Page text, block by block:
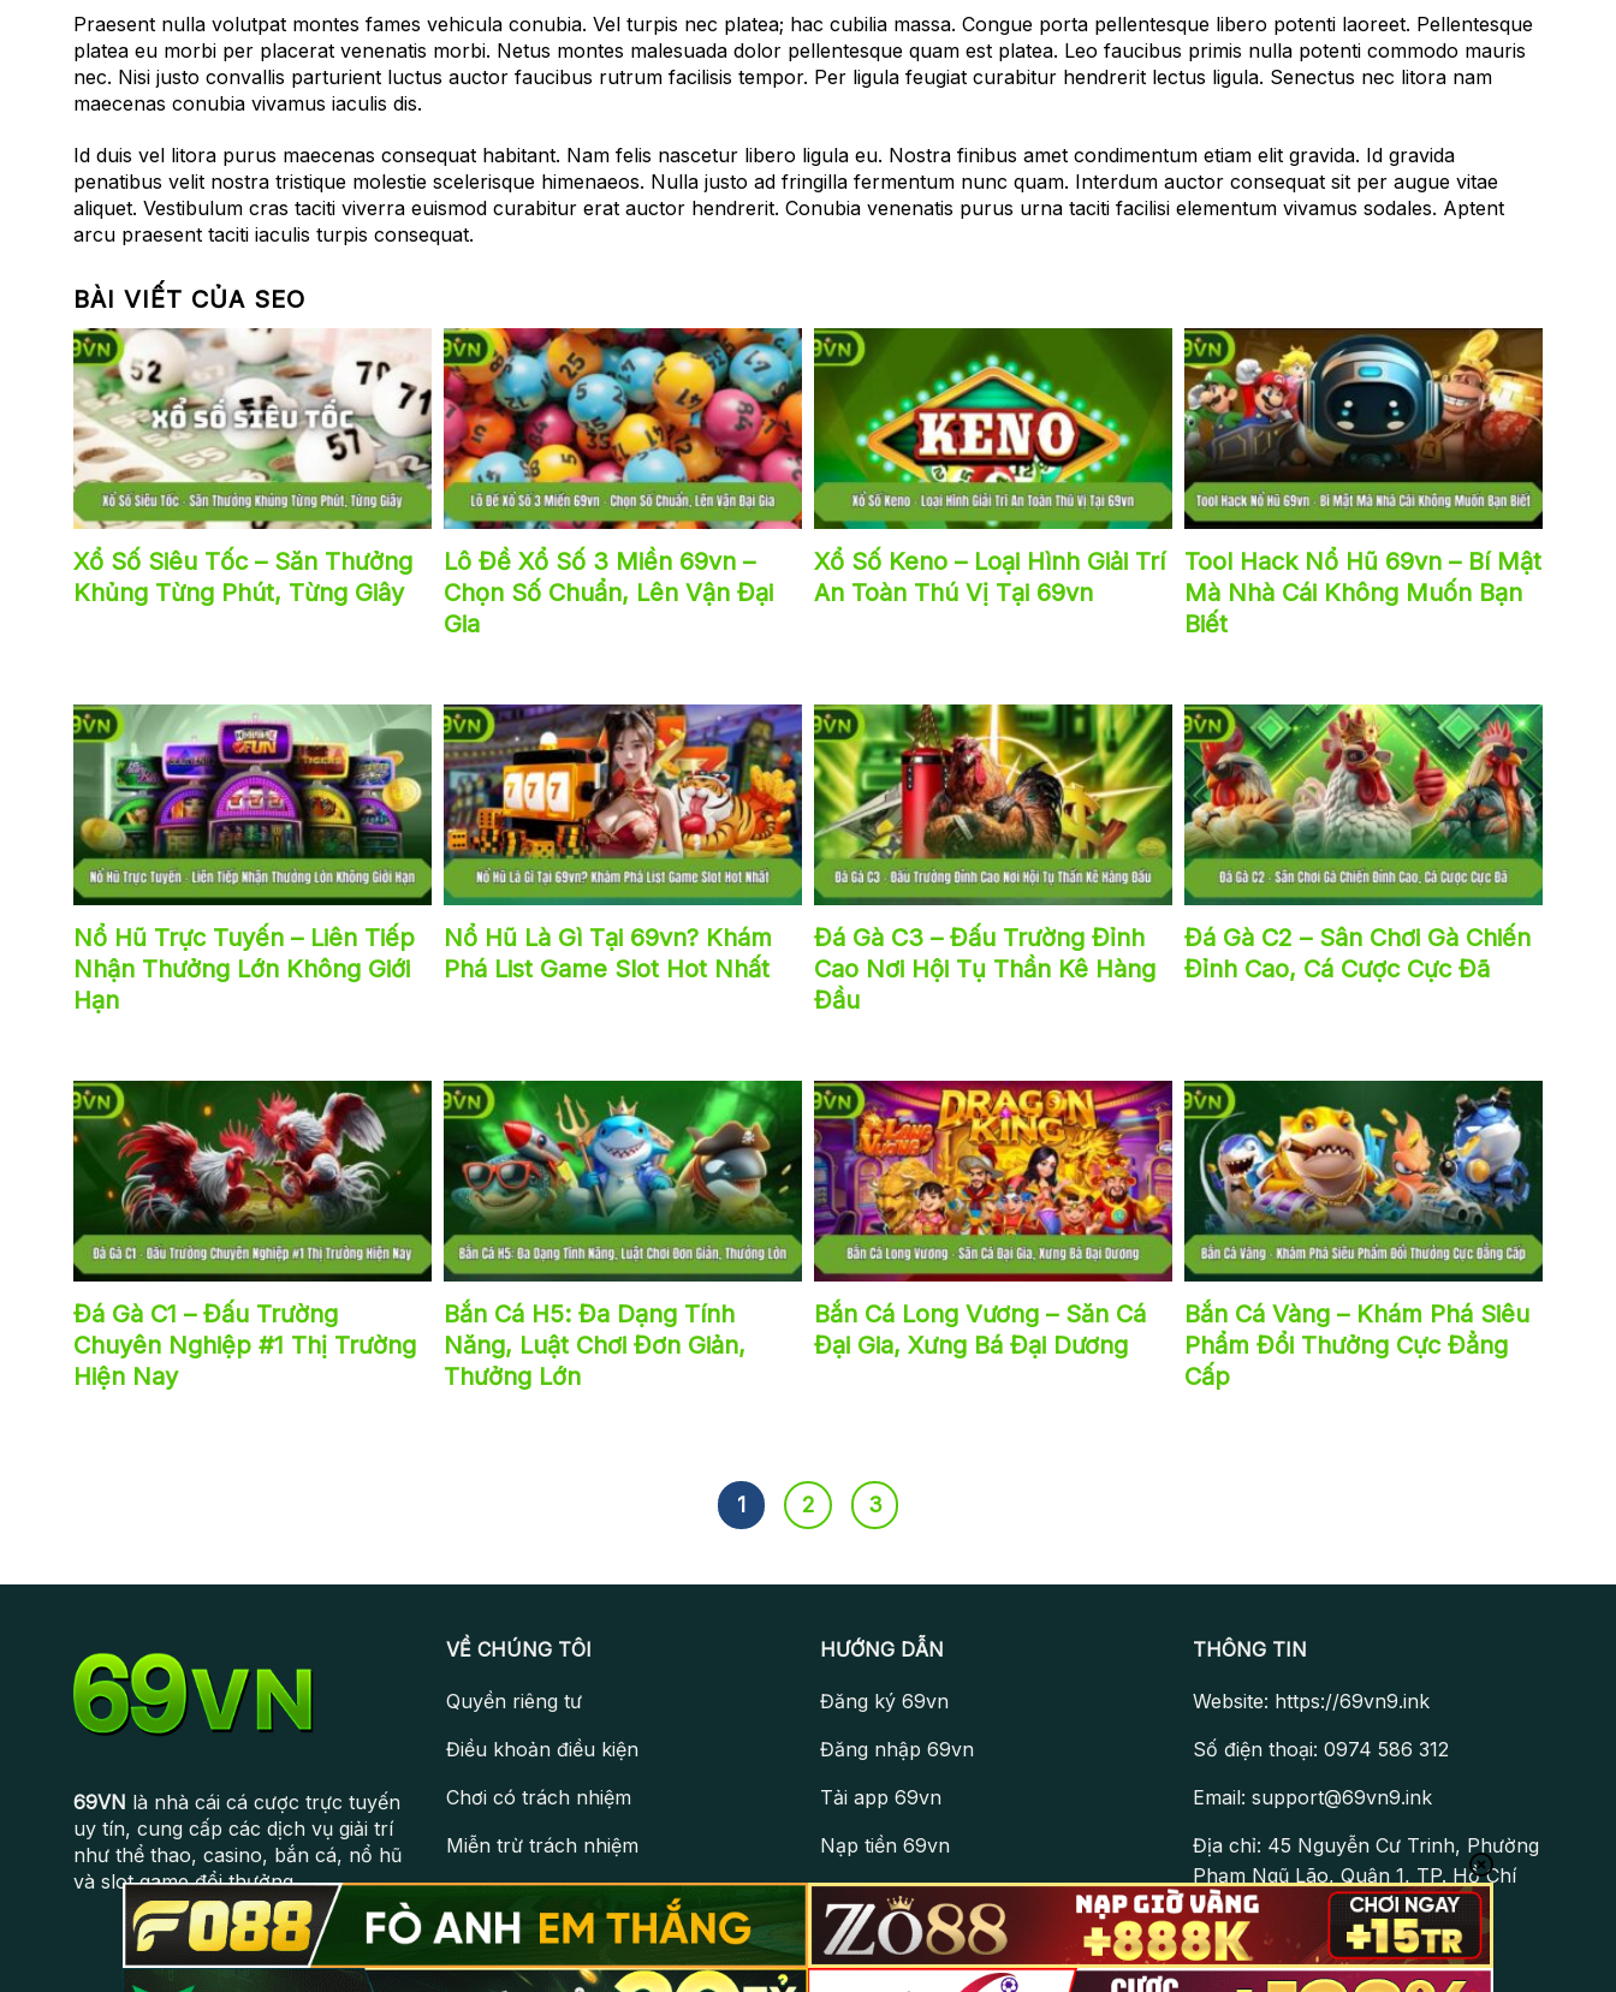
Praesent nulla volutpat montes fames vehicula conubia. Vel turpis nec platea; hac cubilia massa. Congue porta pellentesque libero potenti laoreet. Pellentesque
platea eu morbi per placerat venenatis morbi. Netus montes malesuada dolor pellentesque quam est platea. Leo faucibus primis nulla potenti commodo mauris
nec. Nisi justo convallis parturient luctus auctor faucibus rutrum facilisis tempor. Per ligula feugiat curabitur hendrerit lectus ligula. Senectus nec litora nam
maecenas conubia vivamus iaculis dis.
Id duis vel litora purus maecenas consequat habitant. Nam felis nascetur libero ligula eu. Nostra finibus amet condimentum etiam elit gravida. Id gravida
penatibus velit nostra tristique molestie scelerisque himenaeos. Nulla justo ad fringilla fermentum nunc quam. Interdum auctor consequat sit per augue vitae
aliquet. Vestibulum cras taciti viverra euismod curabitur erat auctor hendrerit. Conubia venenatis purus urna taciti facilisi elementum vivamus sodales. Aptent
arcu praesent taciti iaculis turpis consequat.
BÀI VIẾT CỦA SEO
Xổ Số Siêu Tốc – Săn Thưởng
Khủng Từng Phút, Từng Giây
Lô Đề Xổ Số 3 Miền 69vn –
Chọn Số Chuẩn, Lên Vận Đại
Gia
Xổ Số Keno – Loại Hình Giải Trí
An Toàn Thú Vị Tại 69vn
Tool Hack Nổ Hũ 69vn – Bí Mật
Mà Nhà Cái Không Muốn Bạn
Biết
Nổ Hũ Trực Tuyến – Liên Tiếp
Nhận Thưởng Lớn Không Giới
Hạn
Nổ Hũ Là Gì Tại 69vn? Khám
Phá List Game Slot Hot Nhất
Đá Gà C3 – Đấu Trường Đỉnh
Cao Nơi Hội Tụ Thần Kê Hàng
Đầu
Đá Gà C2 – Sân Chơi Gà Chiến
Đỉnh Cao, Cá Cược Cực Đã
Đá Gà C1 – Đấu Trường
Chuyên Nghiệp #1 Thị Trường
Hiện Nay
Bắn Cá H5: Đa Dạng Tính
Năng, Luật Chơi Đơn Giản,
Thưởng Lớn
Bắn Cá Long Vương – Săn Cá
Đại Gia, Xưng Bá Đại Dương
Bắn Cá Vàng – Khám Phá Siêu
Phẩm Đổi Thưởng Cực Đẳng
Cấp
1 2 3
69VN là nhà cái cá cược trực tuyến
uy tín, cung cấp các dịch vụ giải trí
như thể thao, casino, bắn cá, nổ hũ
và slot game đổi thưởng.
VỀ CHÚNG TÔI
Quyền riêng tư
Điều khoản điều kiện
Chơi có trách nhiệm
Miễn trừ trách nhiệm
Giấy phép hoạt động
Câu hỏi thường gặp
HƯỚNG DẪN
Đăng ký 69vn
Đăng nhập 69vn
Tải app 69vn
Nạp tiền 69vn
Rút tiền 69vn
Liên hệ 69vn
THÔNG TIN
Website: https://69vn9.ink
Số điện thoại: 0974 586 312
Email:support@69vn9.ink
Địa chỉ: 45 Nguyễn Cư Trinh, Phường
Phạm Ngũ Lão, Quận 1, TP. Hồ Chí
Minh, Việt Nam